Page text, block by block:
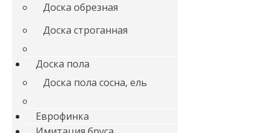
Доска обрезная
Доска строганная
Доска пола
Доска пола сосна, ель
Еврофинка